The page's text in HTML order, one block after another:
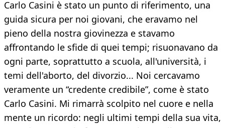
Carlo Casini è stato un punto di riferimento, una
guida sicura per noi giovani, che eravamo nel
pieno della nostra giovinezza e stavamo
affrontando le sfide di quei tempi; risuonavano da
ogni parte, soprattutto a scuola, all'università, i
temi dell'aborto, del divorzio... Noi cercavamo
veramente un “credente credibile”, come è stato
Carlo Casini. Mi rimarrà scolpito nel cuore e nella
mente un ricordo: negli ultimi tempi della sua vita,